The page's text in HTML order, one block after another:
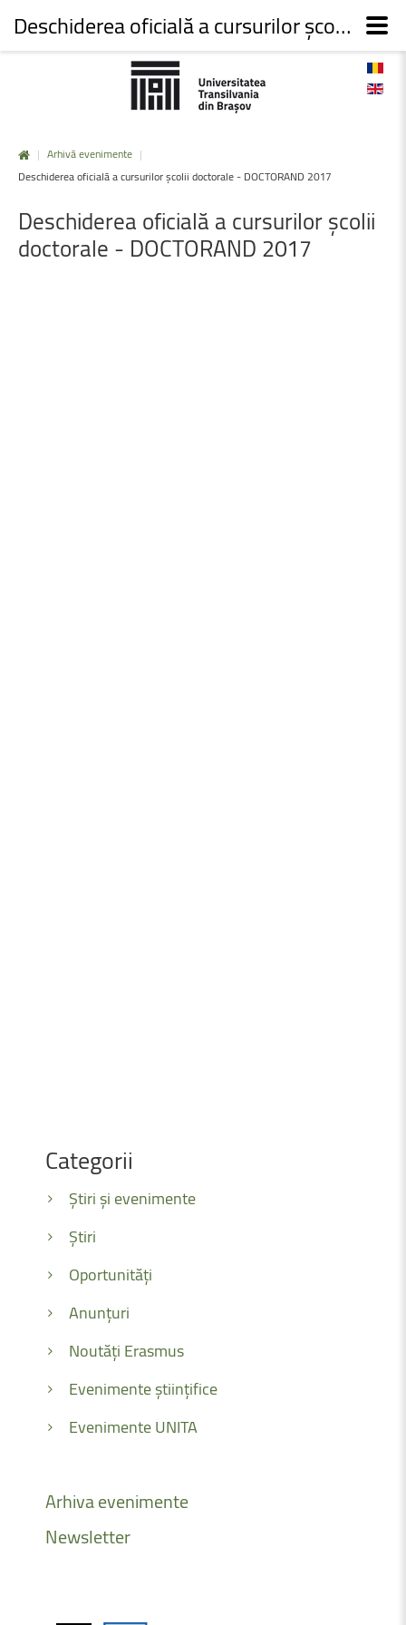
| Arhivă evenimente |
Deschiderea oficială a cursurilor şcolii doctorale - DOCTORAND 2017
Deschiderea oficială a cursurilorşcolii
doctorale - DOCTORAND 2017
Categorii
Știri și evenimente
Știri
Oportunități
Anunțuri
Noutăți Erasmus
Evenimente științifice
Evenimente UNITA
Arhivaevenimente
Newsletter
Deschiderea oficială a cursurilor şcolii doctorale - DOCTORAND 2017